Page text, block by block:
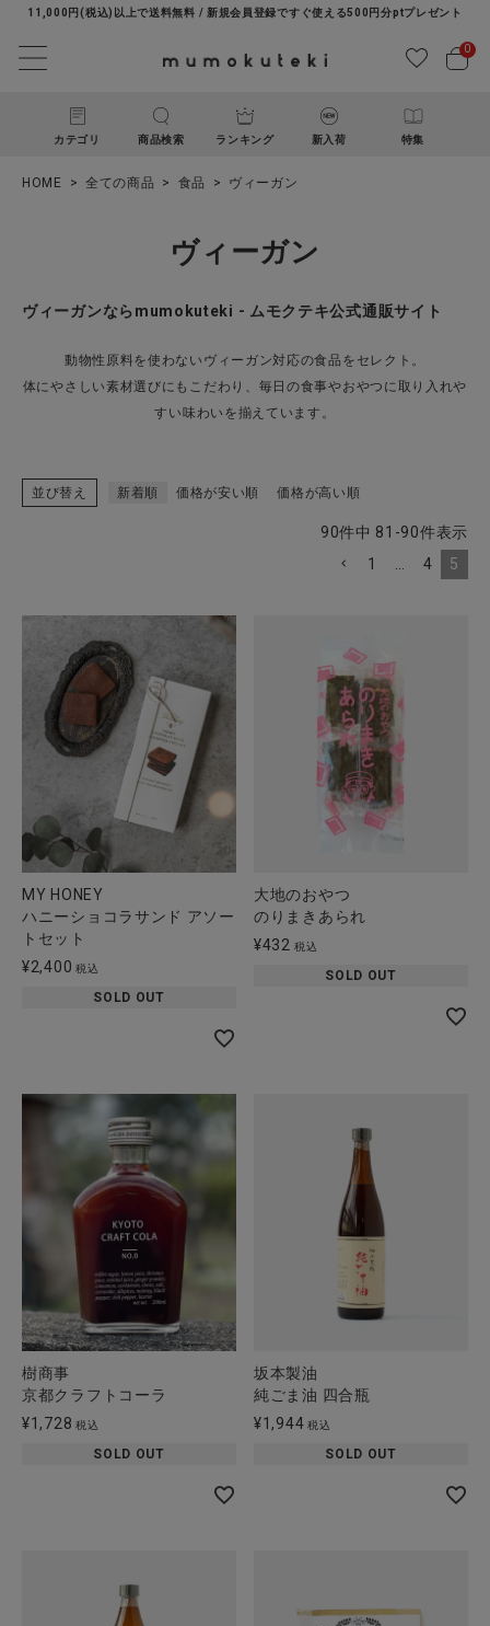
11,000円(税込)以上で送料無料 / 新規会員登録ですぐ使える500円分ptプレゼント
0
カテゴリ 商品検索 ランキング 新入荷 特集
ACCOUNT MENU
ようこそ ゲスト 様
ナチュラル服
ファッション雑貨
生活雑貨
食品
ブランド
全ての商品
特集
ご利用ガイド
お問い合わせ
ショップリスト
HOME 全ての商品 食品 ヴィーガン
ヴィーガン
ヴィーガンならmumokuteki - ムモクテキ公式通販サイト
動物性原料を使わないヴィーガン対応の食品をセレクト。
体にやさしい素材選びにもこだわり、毎日の食事やおやつに取り入れや
すい味わいを揃えています。
並び替え 新着順 価格が安い順 価格が高い順
90件中 81 -90件表示
1
4 5
MY HONEY
ハニーショコラサンド アソー
トセット
¥2,400 税込
SOLD OUT
大地のおやつ
のりまきあられ
¥432 税込
SOLD OUT
樹商事
京都クラフトコーラ
¥1,728 税込
SOLD OUT
坂本製油
純ごま油 四合瓶
¥1,944 税込
SOLD OUT